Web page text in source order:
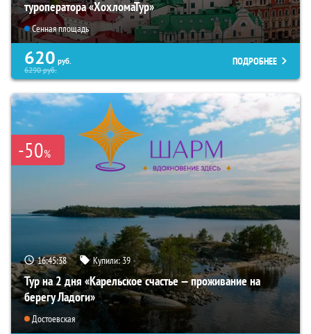
туроператора «ХохломаТур»
Сенная площадь
620 руб.
6290руб.
ПОДРОБНЕЕ
-50%
16:45:37 Купили:39
Тур на 2 дня «Карельское счастье — проживание на
берегу Ладоги»
Достоевская